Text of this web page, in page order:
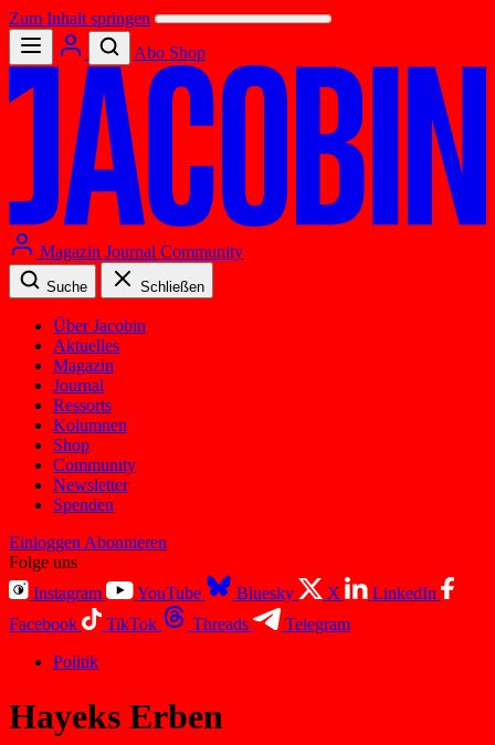
Zum Inhalt springen
Abo Shop
Magazin Journal Community
Suche Schließen
Über Jacobin
Aktuelles
Magazin
Journal
Ressorts
Kolumnen
Shop
Community
Newsletter
Spenden
Einloggen Abonnieren
Folge uns
Instagram
YouTube Bluesky X
LinkedIn
Facebook
TikTok Threads
Telegram
Politik
Hayeks Erben